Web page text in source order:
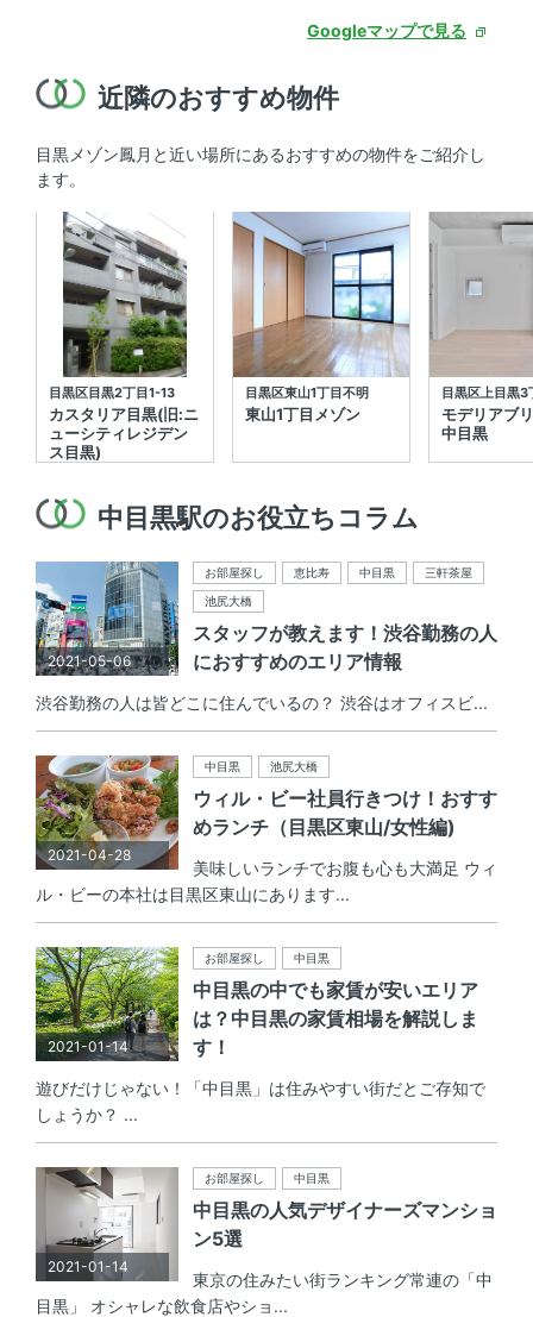
Googleマップで見る
近隣のおすすめ物件
目黒メゾン鳳月と近い場所にあるおすすめの物件をご紹介し
ます。
目黒区目黒2丁目1-13
カスタリア目黒(旧:ニ
ューシティレジデン
ス目黒)
目黒区東山1丁目不明
東山1丁目メゾン
目黒区上目黒3
モデリアブ
中目黒
中目黒駅のお役立ちコラム
2021-05-06
お部屋探し 恵比寿 中目黒
三軒茶屋
池尻大橋
スタッフが教えます！渋谷勤務の人
におすすめのエリア情報
渋谷勤務の人は皆どこに住んでいるの？ 渋谷はオフィスビ...
2021-04-28
中目黒 池尻大橋
ウィル・ビー社員行きつけ！おすす
めランチ（目黒区東山/女性編)
美味しいランチでお腹も心も大満足 ウィ
ル・ビーの本社は目黒区東山にあります...
2021-01-14
お部屋探し 中目黒
中目黒の中でも家賃が安いエリア
は？中目黒の家賃相場を解説しま
す！
遊びだけじゃない！「中目黒」は住みやすい街だとご存知で
しょうか？ ...
2021-01-14
お部屋探し 中目黒
中目黒の人気デザイナーズマンショ
ン5選
東京の住みたい街ランキング常連の「中
目黒」 オシャレな飲食店やショ...